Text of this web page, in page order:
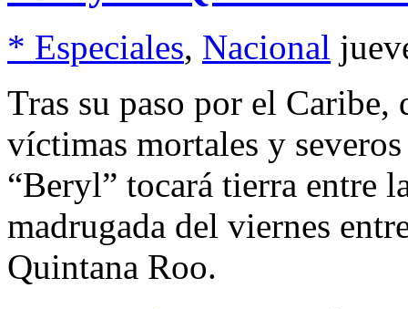
* Especiales, Nacional
Tras su paso por el Caribe,
víctimas mortales y
“Beryl” tocará tierra entre
madrugada del viernes
Quintana Roo.